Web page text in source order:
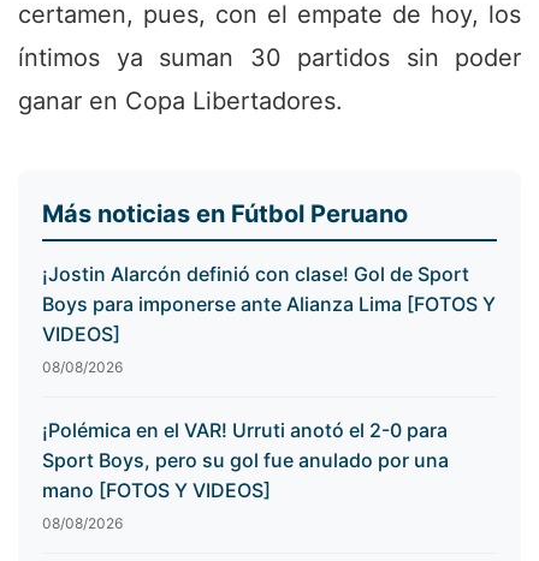
certamen, pues, con el empate de hoy, los
íntimos ya suman 30 partidos sin poder
ganar en Copa Libertadores.
Más noticias en Fútbol Peruano
¡Jostin Alarcón definió con clase! Gol de Sport
Boys para imponerse ante Alianza Lima [FOTOS Y
VIDEOS]
08/08/2026
¡Polémica en el VAR! Urruti anotó el 2-0 para
Sport Boys, pero su gol fue anulado por una
mano [FOTOS Y VIDEOS]
08/08/2026